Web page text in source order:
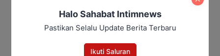
Halo Sahabat Intimnews
Pastikan Selalu Update Berita Terbaru
Ikuti Saluran